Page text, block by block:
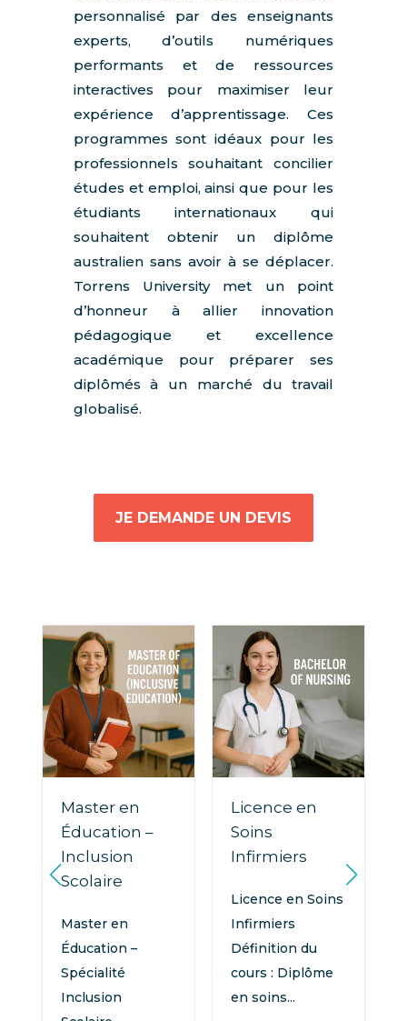
personnalisé par des enseignants
experts, d’outils numériques
performants et de ressources
interactives pour maximiser leur
expérience d’apprentissage. Ces
programmes sont idéaux pour les
professionnels souhaitant concilier
études et emploi, ainsi que pour les
étudiants internationaux qui
souhaitent obtenir un diplôme
australien sans avoir à se déplacer.
Torrens University met un point
d’honneur à allier innovation
pédagogique et excellence
académique pour préparer ses
diplômés à un marché du travail
globalisé.
JE DEMANDE UN DEVIS
Master en
Éducation –
Inclusion
Scolaire
Master en
Éducation –
Spécialité
Inclusion
Licence en
Soins
Infirmiers
Licence en Soins
Infirmiers
Définition du
cours : Diplôme
en soins...